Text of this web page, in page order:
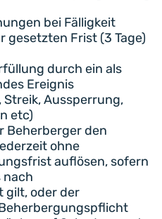
bei Fälligkeit
gesetzten Frist (3 Tage)
durch ein als
Ereignis
Streik, Aussperrung,
etc)
Beherberger den
ohne
auflösen, sofern
nach
gilt, oder der